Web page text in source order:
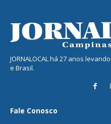
JORNALOCAL há 27 anos
e Brasil.
Fale Conosco